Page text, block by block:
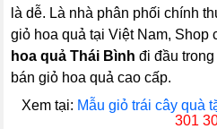
là dễ. Là nhà phân phối chính
giỏ hoa quả tại Việt Nam,
hoa quả Thái Bình đi đầu
bán giỏ hoa quả cao cấp.
Xem tại: Mẫu giỏ trái cây quà
301